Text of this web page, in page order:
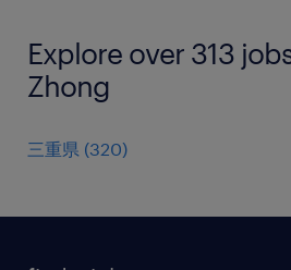
Explore over 313
Zhong
三重県 (320)